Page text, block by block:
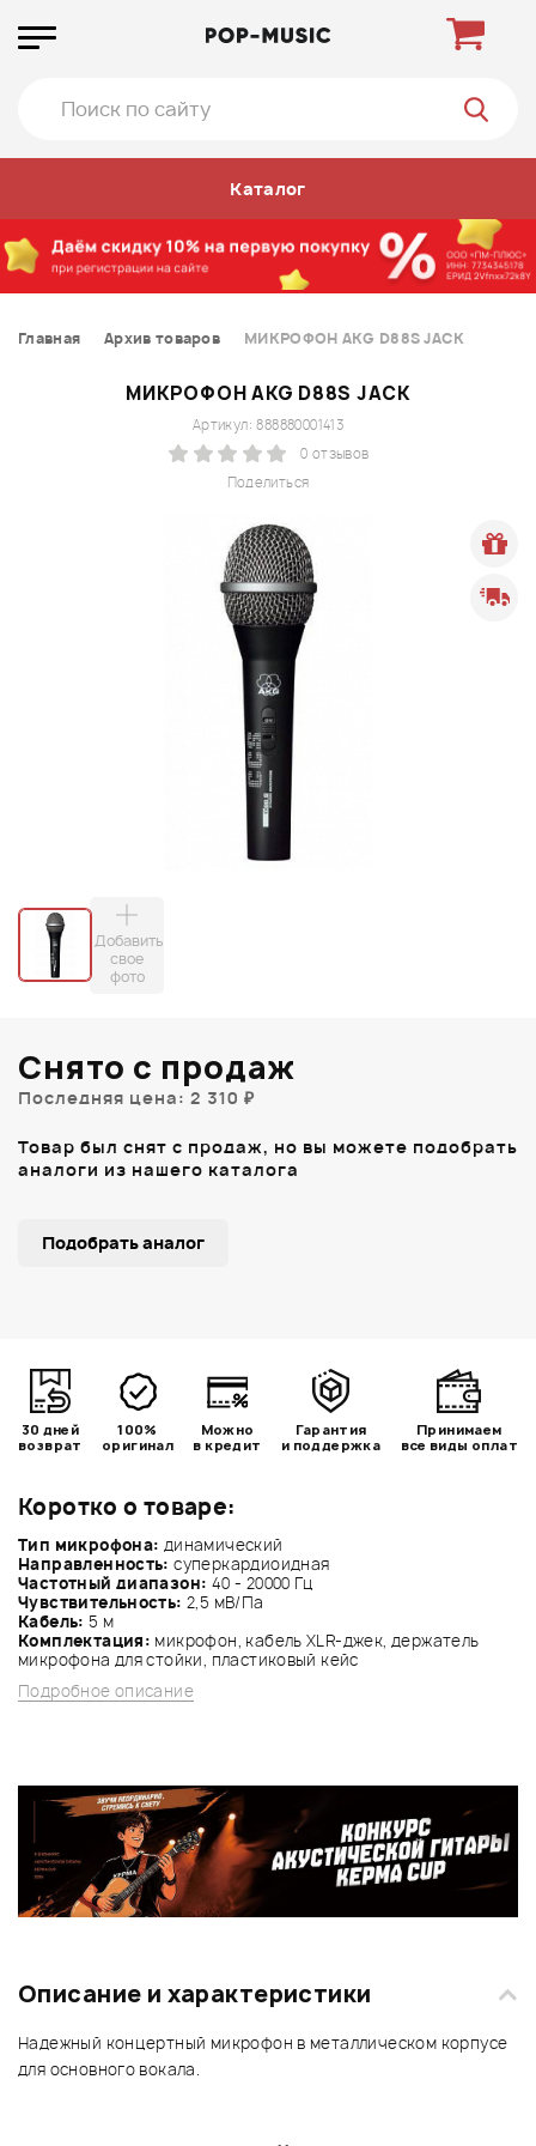
Каталог
Главная Архив товаров МИКРОФОН AKG D88S JACK
МИКРОФОН AKG D88S JACK
Поделиться
Артикул: 888880001413
0 отзывов
Добавить
свое
фото
Коротко о товаре:
Тип микрофона: динамический
Направленность: суперкардиоидная
Частотный диапазон: 40 - 20000 Гц
Чувствительность: 2,5 мВ/Па
Кабель: 5 м
Комплектация: микрофон, кабель XLR-джек, держатель
микрофона для стойки, пластиковый кейс
Подробное описание
Снято с продаж
Последняя цена: 2 310 ₽
Товар был снят с продаж, но вы можете подобрать
аналоги из нашего каталога
Подобрать аналог
30 дней
возврат
100%
оригинал
Можно
в кредит
Гарантия
и поддержка
Принимаем
все виды оплат
Описание и характеристики
Надежный концертный микрофон в металлическом корпусе
для основного вокала.